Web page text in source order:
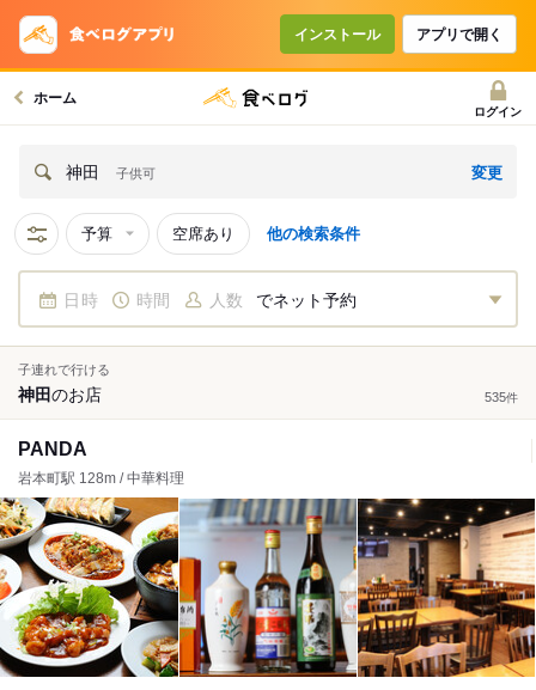
インストール アプリで開く
ホーム
ログイン
神田 子供可 変更
予算 空席あり 他の検索条件
日時 時間 人数 でネット予約
子連れで行ける
神田のお店 535件
PANDA
岩本町駅 128m / 中華料理